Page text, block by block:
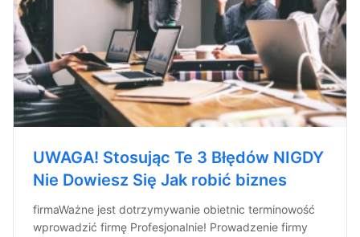
UWAGA! Stosując Te 3 Błędów NIGDY
Nie Dowiesz Się Jak robić biznes
firmaWażne jest dotrzymywanie obietnic terminowość
wprowadzić firmę Profesjonalnie! Prowadzenie firmy